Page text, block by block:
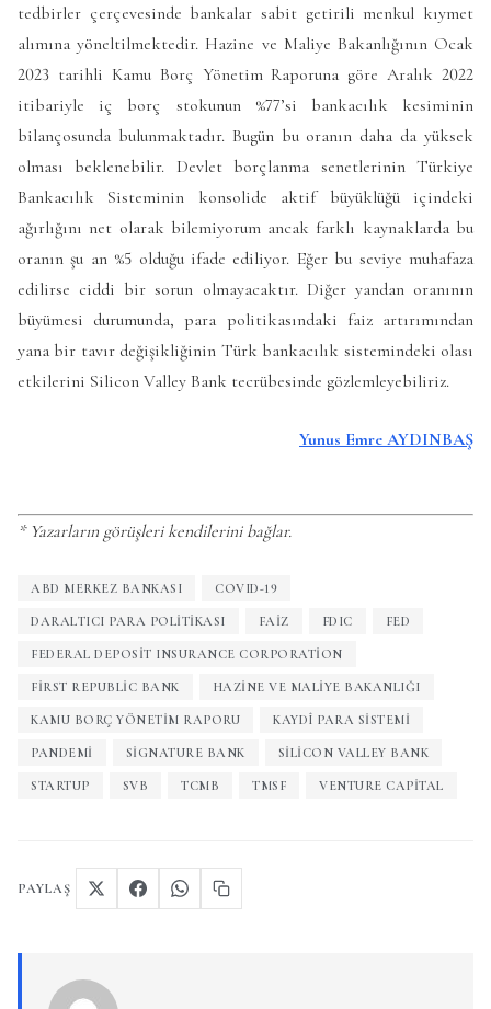
tedbirler çerçevesinde bankalar sabit getirili menkul kıymet
alımına yöneltilmektedir. Hazine ve Maliye Bakanlığının Ocak
2023 tarihli Kamu Borç Yönetim Raporuna göre Aralık 2022
itibariyle iç borç stokunun %77’si bankacılık kesiminin
bilançosunda bulunmaktadır. Bugün bu oranın daha da yüksek
olması beklenebilir. Devlet borçlanma senetlerinin Türkiye
Bankacılık Sisteminin konsolide aktif büyüklüğü içindeki
ağırlığını net olarak bilemiyorum ancak farklı kaynaklarda bu
oranın şu an %5 olduğu ifade ediliyor. Eğer bu seviye muhafaza
edilirse ciddi bir sorun olmayacaktır. Diğer yandan oranının
büyümesi durumunda, para politikasındaki faiz artırımından
yana bir tavır değişikliğinin Türk bankacılık sistemindeki olası
etkilerini Silicon Valley Bank tecrübesinde gözlemleyebiliriz.
Yunus Emre AYDINBAŞ
* Yazarların görüşleri kendilerini bağlar.
ABD MERKEZ BANKASI COVID-19
DARALTICI PARA POLITIKASI FAIZ FDIC FED
FEDERAL DEPOSIT INSURANCE CORPORATION
FIRST REPUBLIC BANK HAZINE VE MALIYE BAKANLIĞI
KAMU BORÇ YÖNETIM RAPORU KAYDÎ PARA SISTEMI
PANDEMI SIGNATURE BANK SILICON VALLEY BANK
STARTUP SVB TCMB TMSF VENTURE CAPITAL
PAYLAŞ